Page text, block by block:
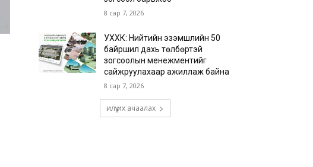
8 сар 7, 2026
УХХК: Нийтийн эзэмшлийн 50
байршил дахь төлбөртэй
зогсоолын менежментийг
сайжруулахаар ажиллаж байна
8 сар 7, 2026
илүү их ачаалах